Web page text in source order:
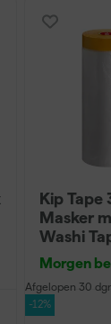
Kip Tape
Masker
Washi
20m
Morgen
Afgelopen 30
-12%